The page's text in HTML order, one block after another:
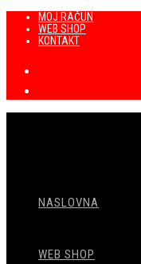
Preskoči
sadržaj
MOJ RAČUN
WEB SHOP
KONTAKT
NASLOVNA
WEB SHOP